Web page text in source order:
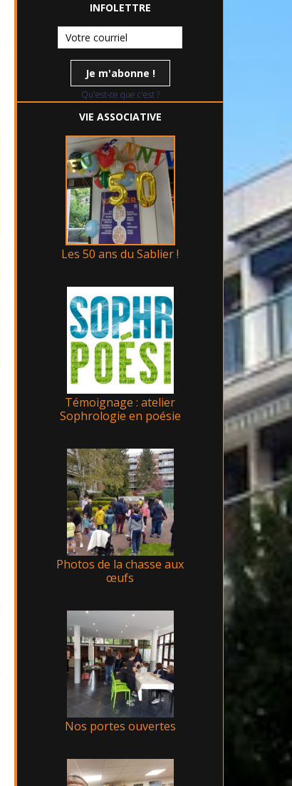
INFOLETTRE
Qu'est-ce que c'est ?
VIE ASSOCIATIVE
Les 50 ans du Sablier !
Témoignage : atelier
Sophrologie en poésie
Photos de la chasse aux
œufs
Nos portes ouvertes